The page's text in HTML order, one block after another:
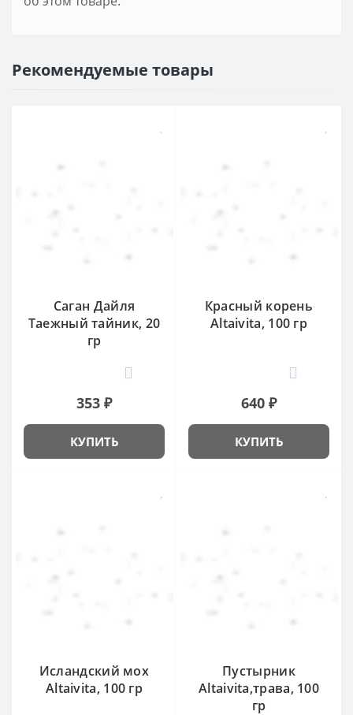
Рекомендуемые товары
Саган Дайля
Таежный тайник, 20
гр
353 ₽
КУПИТЬ
Красный корень
Altaivita, 100 гр
18
640 ₽
КУПИТЬ
Исландский мох
Altaivita, 100 гр
Пустырник
Altaivita,трава, 100
гр